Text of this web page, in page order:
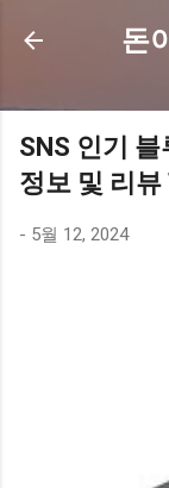
돈
SNS 인기
정보 및 리뷰
- 5월 12, 2024